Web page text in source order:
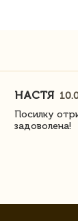
НАСТЯ
Посилку
задоволена!